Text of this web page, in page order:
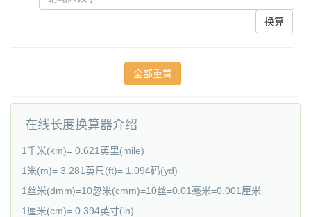
换算
在线长度换算器介绍
1千米(km)= 0.621英里(mile)
1米(m)= 3.281英尺(ft)= 1.094码(yd)
1丝米(dmm)=10忽米(cmm)=10丝=0.01毫米=0.001厘米
1厘米(cm)= 0.394英寸(in)